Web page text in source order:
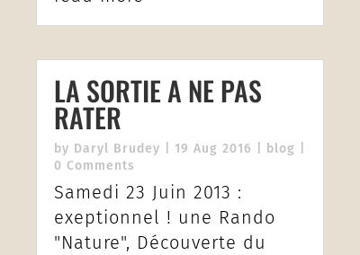
LA SORTIE A NE PAS
RATER
by Daryl Brudey 19 Aug 2016 blog
0 Comments
Samedi 23 Juin 2013 :
exeptionnel ! une Rando
"Nature", Découverte du